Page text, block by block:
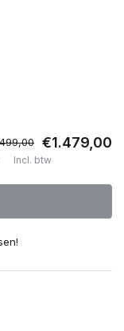
€1.479,00
Incl. btw